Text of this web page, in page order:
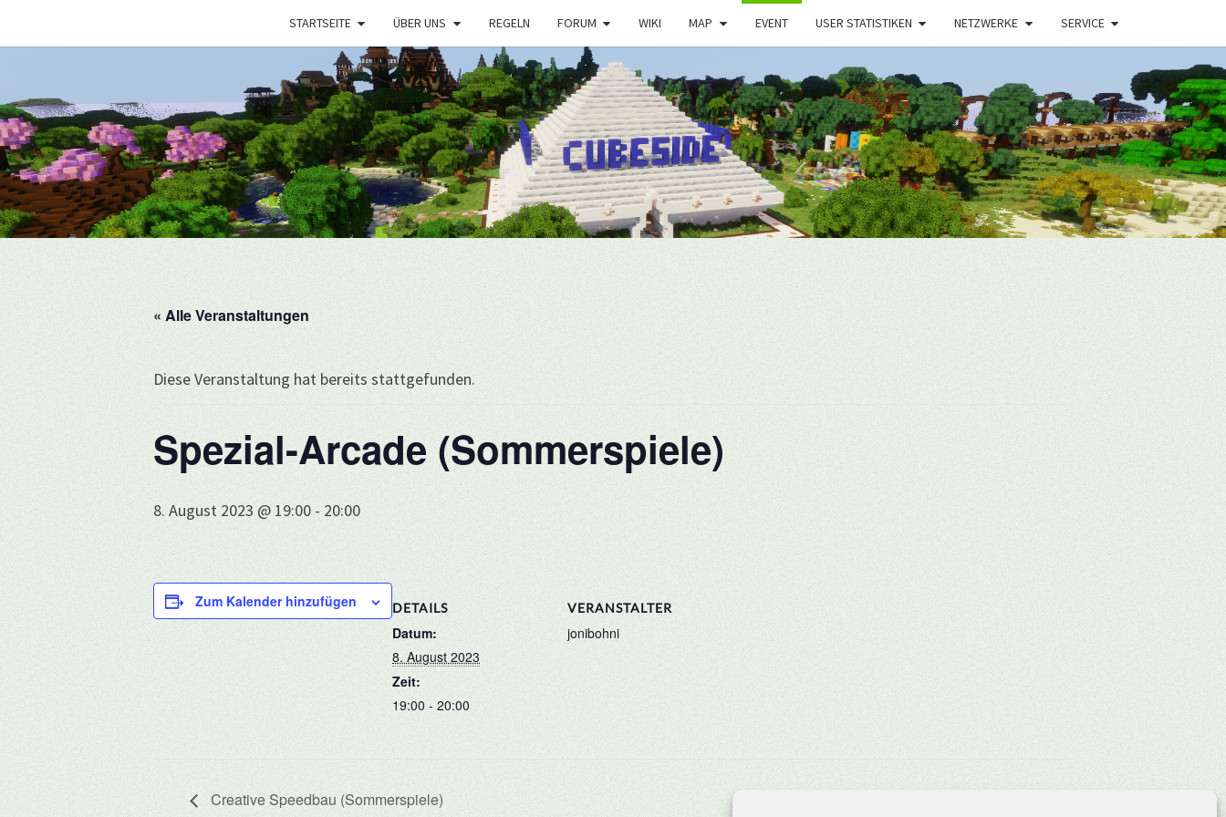
STARTSEITE ÜBER UNS REGELN FORUM WIKI MAP EVENT USER STATISTIKEN NETZWERKE SERVICE
« Alle Veranstaltungen
Diese Veranstaltung hat bereits stattgefunden.
Spezial-Arcade (Sommerspiele)
8. August 2023 @ 19:00 - 20:00
Zum Kalender hinzufügen DETAILS
Datum:
8. August 2023
Zeit:
19:00 - 20:00
VERANSTALTER
jonibohni
Creative Speedbau (Sommerspiele)